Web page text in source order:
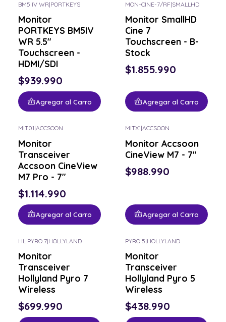
BM5 IV WR|PORTKEYS
Monitor
PORTKEYS BM5IV
WR 5.5"
Touchscreen -
HDMI/SDI
$939.990
Agregar al Carro
MON-CINE-7/RF|SMALLHD
Monitor SmallHD
Cine 7
Touchscreen - B-
Stock
$1.855.990
Agregar al Carro
MIT01|ACCSOON
Monitor
Transceiver
Accsoon CineView
M7 Pro - 7"
$1.114.990
Agregar al Carro
MITX1|ACCSOON
Monitor Accsoon
CineView M7 - 7"
$988.990
Agregar al Carro
HL PYRO 7|HOLLYLAND
Monitor
Transceiver
Hollyland Pyro 7
Wireless
$699.990
PYRO 5|HOLLYLAND
Monitor
Transceiver
Hollyland Pyro 5
Wireless
$438.990